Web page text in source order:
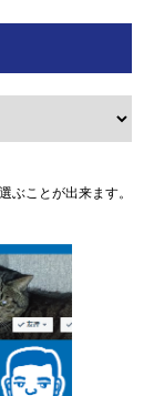
ぶことが出来ます。